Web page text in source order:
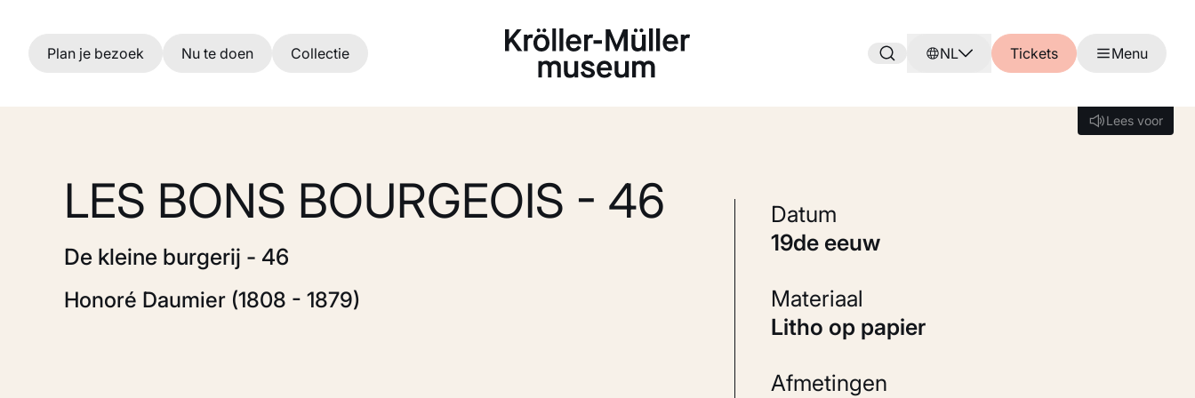
Ga naar hoofdinhoud
Plan je bezoek Nu te doen Collectie NL Tickets Menu
Lees voor
Lees voor
LES BONS BOURGEOIS - 46
De kleine burgerij - 46
Honoré Daumier (1808 - 1879)
Datum
19de eeuw
Materiaal
Litho op papier
Afmetingen